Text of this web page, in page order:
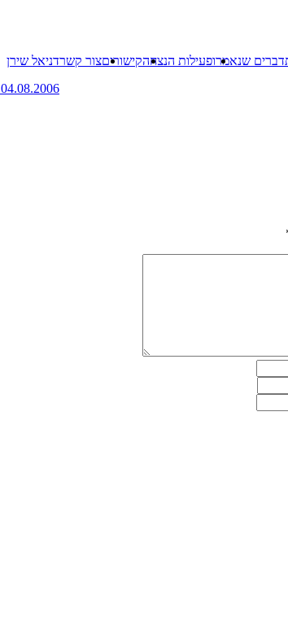
דברים שנאמרופעילות הנצחהקישוריםצור קשרדניאל שירן
04.08.2006 - 05.03.1986